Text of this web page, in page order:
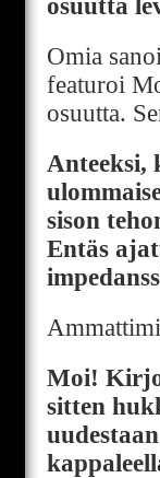
osuutta
Omia
featuroi
osuutta.
Anteeksi,
sison
Entäs
Moi!
sitten